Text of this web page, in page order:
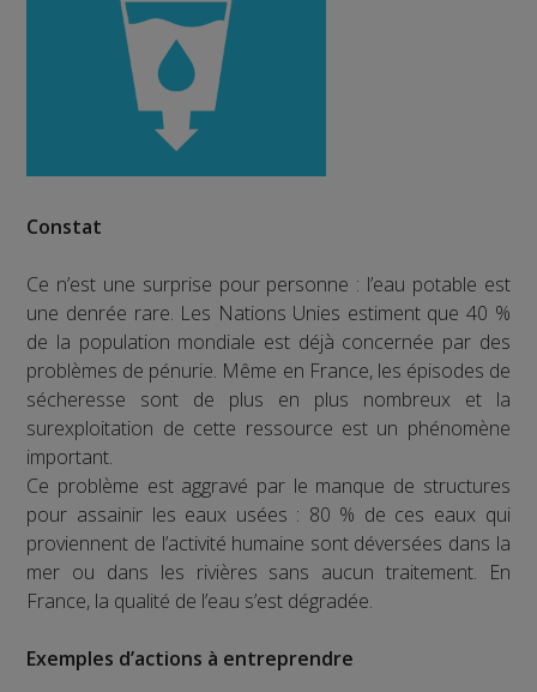
Constat
Ce n’est une surprise pour personne : l’eau potable est
une denrée rare. Les Nations Unies estiment que 40 %
de la population mondiale est déjà concernée par des
problèmes de pénurie. Même en France, les épisodes de
sécheresse sont de plus en plus nombreux et la
surexploitation de cette ressource est un phénomène
important.
Ce problème est aggravé par le manque de structures
pour assainir les eaux usées : 80 % de ces eaux qui
proviennent de l’activité humaine sont déversées dans la
mer ou dans les rivières sans aucun traitement. En
France, la qualité de l’eau s’est dégradée.
Exemples d’actions à entreprendre